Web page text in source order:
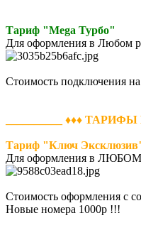
Тариф "Mega Турбо"
Для оформления в Любом
Стоимость подключения
♦♦♦ ТАРИФЫ
Тариф "Ключ
Для оформления в
Стоимость оформления с
Новые номера 1000р !!!